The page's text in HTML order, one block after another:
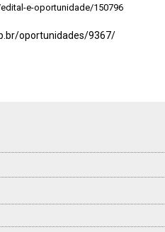
e-oportunidade/150796
oportunidades/9367/